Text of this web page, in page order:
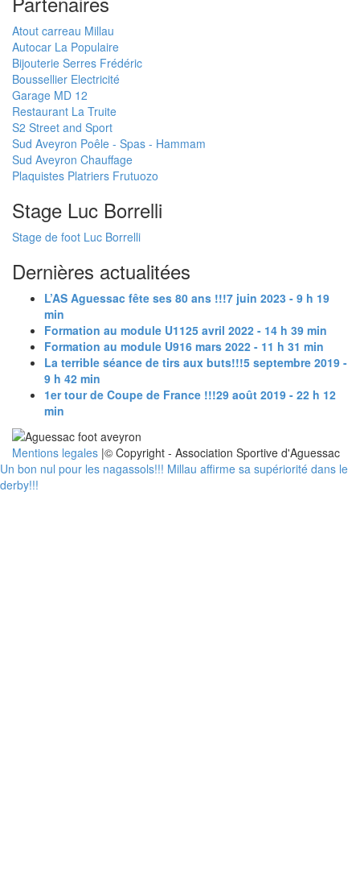
Atout carreau Millau
Autocar La Populaire
Bijouterie Serres Frédéric
Boussellier Electricité
Garage MD 12
Restaurant La Truite
S2 Street and Sport
Sud Aveyron Poêle - Spas - Hammam
Sud Aveyron Chauffage
Plaquistes Platriers Frutuozo
Stage Luc Borrelli
Stage de foot Luc Borrelli
Dernières actualitées
L’AS Aguessac fête ses 80 ans !!!7 juin 2023 - 9 h 19
min
Formation au module U1125 avril 2022 - 14 h 39 min
Formation au module U916 mars 2022 - 11 h 31 min
La terrible séance de tirs aux buts!!!5 septembre 2019 -
9 h 42 min
1er tour de Coupe de France !!!29 août 2019 - 22 h 12
min
Mentions legales |© Copyright - Association Sportive d'Aguessac
Un bon nul pour les nagassols!!! Millau affirme sa supériorité dans le
derby!!!